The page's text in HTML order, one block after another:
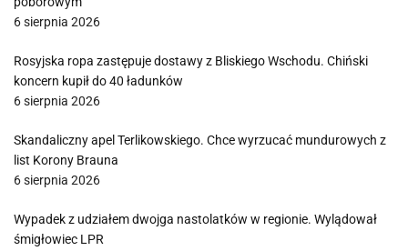
6 sierpnia 2026
Rosyjska ropa zastępuje dostawy z Bliskiego Wschodu. Chiński
koncern kupił do 40 ładunków
6 sierpnia 2026
Skandaliczny apel Terlikowskiego. Chce wyrzucać mundurowych z
list Korony Brauna
6 sierpnia 2026
Wypadek z udziałem dwojga nastolatków w regionie. Wylądował
śmigłowiec LPR